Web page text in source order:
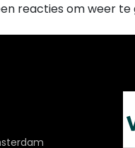
reacties om weer te